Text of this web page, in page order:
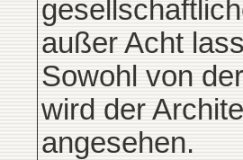
außer Acht
Sowohl von
wird der
angesehen.